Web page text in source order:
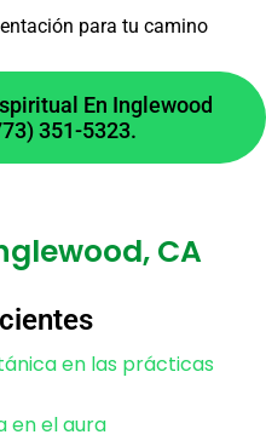
y análisis
explicamos
todas tus dudas,
confidencialidad.
trabajo?
crucial. Ofrecemos
cuidados, uso de
incienso, y cómo
natural del proceso.
para tu camino
En Inglewood
351-5323.
CA
en las prácticas
en el aura